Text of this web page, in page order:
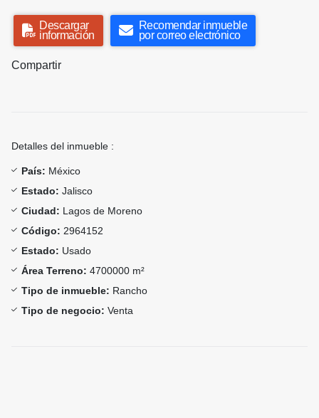
Descargar
información
Recomendar inmueble
por correo electrónico
Compartir
Detalles del inmueble :
País: México
Estado: Jalisco
Ciudad: Lagos de Moreno
Código: 2964152
Estado: Usado
Área Terreno: 4700000 m²
Tipo de inmueble: Rancho
Tipo de negocio: Venta